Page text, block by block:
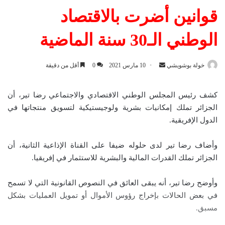
قوانين أضرت بالاقتصاد
الوطني الـ30 سنة الماضية
خولة بوشويشي
د
ا
ل
ك
10 مارس 2021 0 أقل من دقيقة
كشف رئيس المجلس الوطني الاقتصادي والاجتماعي رضا تير، أن
الجزائر تملك إمكانيات بشرية ولوجيستيكية لتسويق منتجاتها في
الدول الإفريقية.
وأضاف رضا تير لدى حلوله ضيفا على القناة الإذاعية الثانية، أن
الجزائر تملك القدرات المالية والبشرية للاستثمار في إفريقيا.
وأوضح رضا تير، أنه يبقى العائق في النصوص القانونية التي لا تسمح
في بعض الحالات بإخراج رؤوس الأموال أو تمويل العمليات بشكل
مسبق.